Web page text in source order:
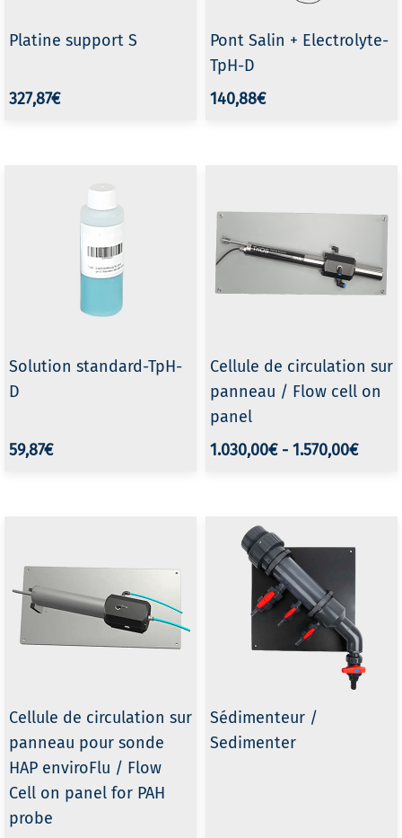
Platine support S
327,87€
Pont Salin + Electrolyte-
TpH-D
140,88€
Solution standard-TpH-
D
59,87€
Cellule de circulation sur
panneau / Flow cell on
panel
1.030,00€- 1.570,00€
Cellule de circulation sur
panneau pour sonde
HAP enviroFlu / Flow
Cell on panel for PAH
probe
Sédimenteur /
Sedimenter